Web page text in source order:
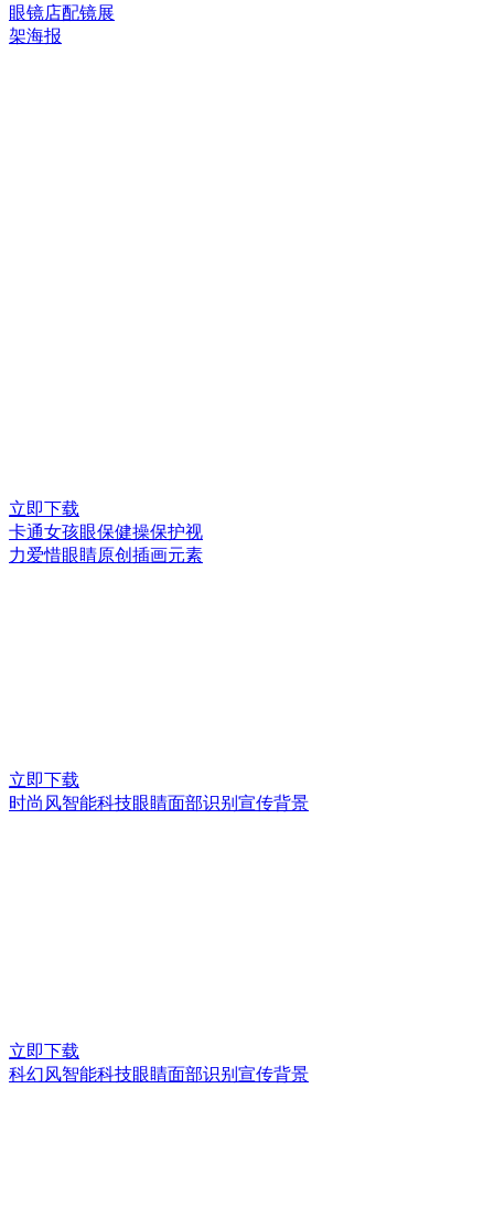
眼镜店配镜展
架海报
立即下载
卡通女孩眼保健操保护视
力爱惜眼睛原创插画元素
立即下载
时尚风智能科技眼睛面部识别宣传背景
立即下载
科幻风智能科技眼睛面部识别宣传背景